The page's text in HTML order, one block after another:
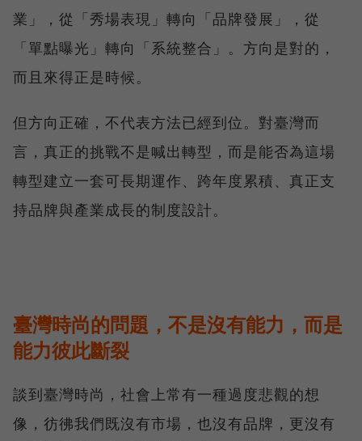
業」，從「秀場表現」轉向「品牌發展」，從
「單點曝光」轉向「系統整合」。方向是對的，
而且來得正是時候。
但方向正確，不代表方法已經到位。對臺灣而
言，真正的挑戰不是喊出轉型，而是能否為這場
轉型建立一套可長期運作、跨年度累積、真正支
持品牌與產業成長的制度設計。
臺灣時尚的問題，不是沒有能力，而是
能力彼此斷裂
談到臺灣時尚，社會上常有一種過度悲觀的想
像，彷彿我們既沒有市場，也沒有品牌，更沒有